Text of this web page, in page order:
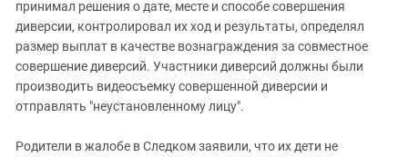
принимал решения о дате, месте и способе совершения
диверсии, контролировал их ход и результаты, определял
размер выплат в качестве вознаграждения за совместное
совершение диверсий. Участники диверсий должны были
производить видеосъемку совершенной диверсии и
отправлять "неустановленному лицу".
Родители в жалобе в Следком заявили, что их дети не